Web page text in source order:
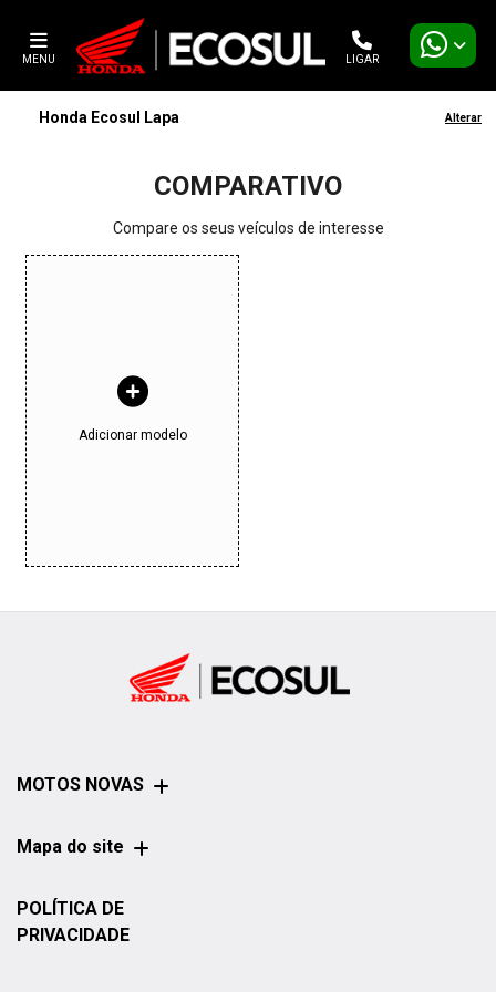
MENU LIGAR
Honda Ecosul Lapa Alterar
COMPARATIVO
Compare os seus veículos de interesse
Adicionar modelo
MOTOS NOVAS
Mapa do site
POLÍTICA DE
PRIVACIDADE